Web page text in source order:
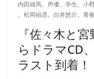
内田雄馬、 声優、 学生、 小
、 松岡禎丞、 白井悠介、 青春
『佐々木と
らドラマCD
ラスト到着！